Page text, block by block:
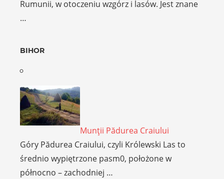
Rumunii, w otoczeniu wzgórz i lasów. Jest znane
…
BIHOR
Munţii Pădurea Craiului
Góry Pădurea Craiului, czyli Królewski Las to
średnio wypiętrzone pasm0, położone w
północno – zachodniej …